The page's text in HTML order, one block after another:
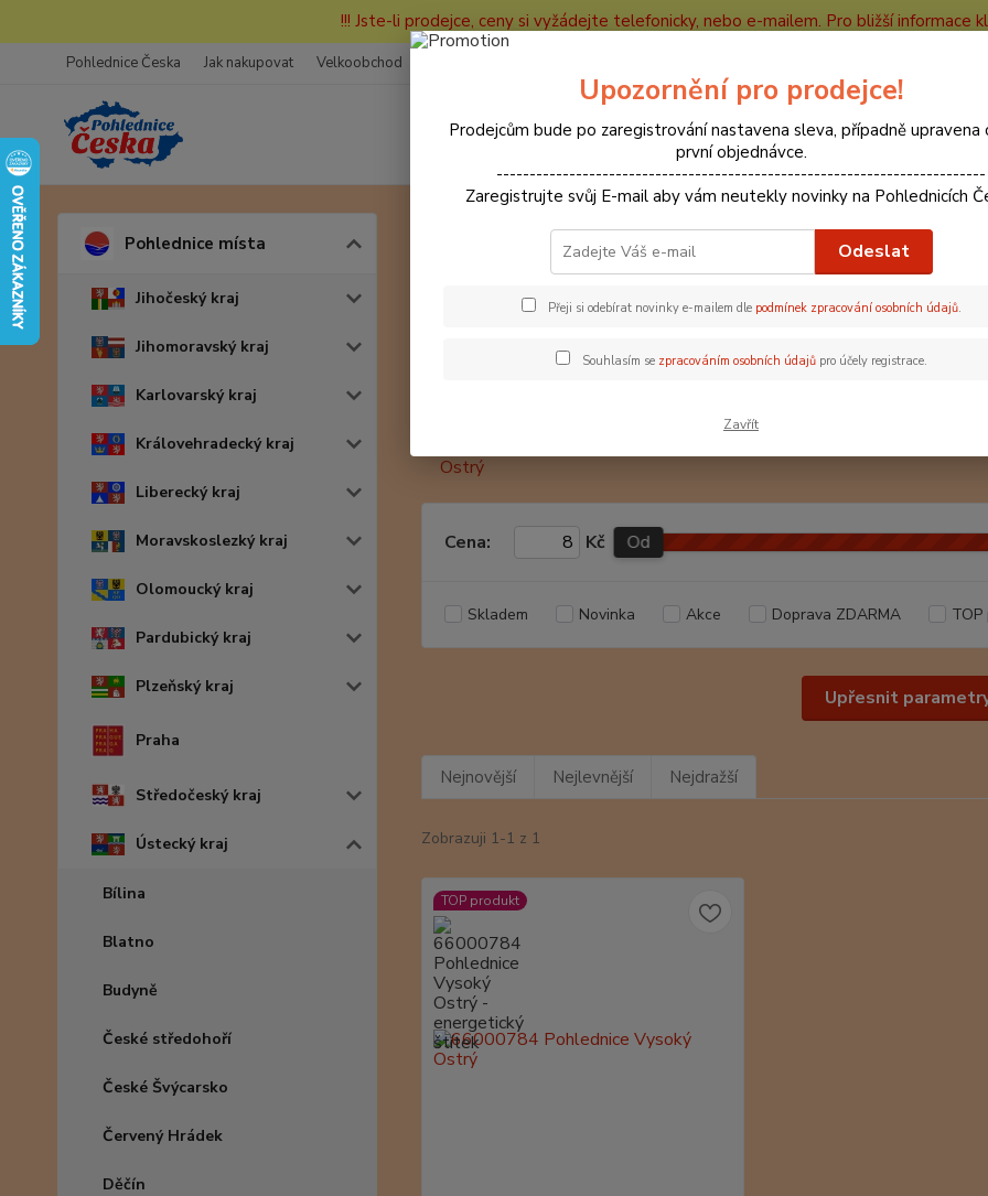
!!! Jste-li prodejce, ceny si vyžádejte telefonicky, nebo e-mailem. Pro bližší informace
Pohlednice Česka Jak nakupovat Velkoobchod
Hledat
Pohlednice místa
Jihočeský kraj
Jihomoravský kraj
Karlovarský kraj
Královehradecký kraj
Liberecký kraj
Moravskoslezký kraj
Olomoucký kraj
Pardubický kraj
Plzeňský kraj
Praha
Středočeský kraj
Ústecký kraj
Bílina
Blatno
Budyně
České středohoří
České Švýcarsko
Červený Hrádek
Děčín
Vysoký Ostrý
Upřesnit
Cena: Kč Od
Skladem Novinka Akce Doprava ZDARMA
Nejnovější Nejlevnější Nejdražší
Zobrazuji 1-1 z 1
TOP produkt
Upozornění pro prodejce!
Prodejcům bude po zaregistrování nastavena sleva, případně upravena
první objednávce.
--------------------------------------------------------------------------
Zaregistrujte svůj E-mail aby vám neutekly novinky na Pohlednicích
Odeslat
Přeji si odebírat novinky e-mailem dle podmínek zpracování osobních údajů.
Souhlasím se zpracováním osobních údajůpro účely registrace.
Zavřít